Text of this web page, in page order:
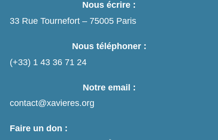
Nous écrire :
33 Rue Tournefort – 75005 Paris
Nous téléphoner :
(+33) 1 43 36 71 24
Notre email :
contact@xavieres.org
Faire un don :